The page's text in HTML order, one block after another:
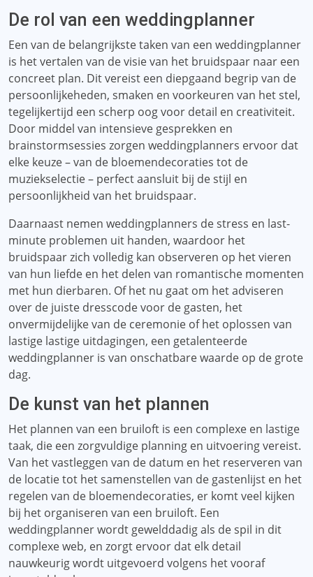
De rol van een weddingplanner
Een van de belangrijkste taken van een weddingplanner
is het vertalen van de visie van het bruidspaar naar een
concreet plan. Dit vereist een diepgaand begrip van de
persoonlijkeheden, smaken en voorkeuren van het stel,
tegelijkertijd een scherp oog voor detail en creativiteit.
Door middel van intensieve gesprekken en
brainstormsessies zorgen weddingplanners ervoor dat
elke keuze – van de bloemendecoraties tot de
muziekselectie – perfect aansluit bij de stijl en
persoonlijkheid van het bruidspaar.
Daarnaast nemen weddingplanners de stress en last-
minute problemen uit handen, waardoor het
bruidspaar zich volledig kan observeren op het vieren
van hun liefde en het delen van romantische momenten
met hun dierbaren. Of het nu gaat om het adviseren
over de juiste dresscode voor de gasten, het
onvermijdelijke van de ceremonie of het oplossen van
lastige lastige uitdagingen, een getalenteerde
weddingplanner is van onschatbare waarde op de grote
dag.
De kunst van het plannen
Het plannen van een bruiloft is een complexe en lastige
taak, die een zorgvuldige planning en uitvoering vereist.
Van het vastleggen van de datum en het reserveren van
de locatie tot het samenstellen van de gastenlijst en het
regelen van de bloemendecoraties, er komt veel kijken
bij het organiseren van een bruiloft. Een
weddingplanner wordt gewelddadig als de spil in dit
complexe web, en zorgt ervoor dat elk detail
nauwkeurig wordt uitgevoerd volgens het vooraf